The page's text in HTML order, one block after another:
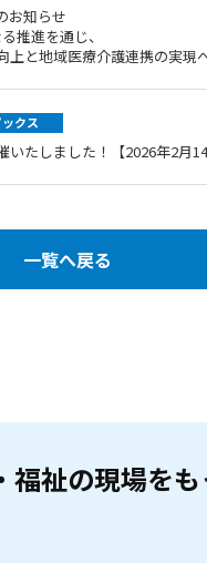
お知らせ
推進を通じ、
上と地域医療介護連携の実現
ックス
たしました！【2026年2月14
一覧へ戻る
福祉の現場を